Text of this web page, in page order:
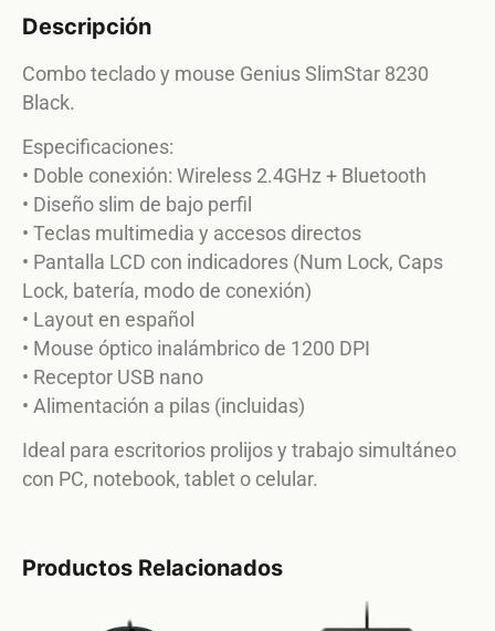
Descripción
Combo teclado y mouse Genius SlimStar 8230
Black.
Especificaciones:
• Doble conexión: Wireless 2.4GHz + Bluetooth
• Diseño slim de bajo perfil
• Teclas multimedia y accesos directos
• Pantalla LCD con indicadores (Num Lock, Caps
Lock, batería, modo de conexión)
• Layout en español
• Mouse óptico inalámbrico de 1200 DPI
• Receptor USB nano
• Alimentación a pilas (incluidas)
Ideal para escritorios prolijos y trabajo simultáneo
con PC, notebook, tablet o celular.
Productos Relacionados